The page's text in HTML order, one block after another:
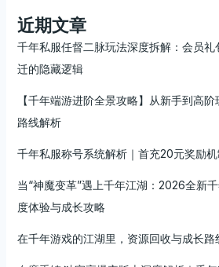
近期文章
千年私服任督二脉玩法深度拆解：会员
迁的隐藏逻辑
【千年端游进阶全景攻略】从新手到高
路线解析
千年私服称号系统解析｜首充20元奖励
当“神魔变革”遇上千年江湖：2026全新
度体验与成长攻略
在千年游戏的江湖里，资源回收与成长